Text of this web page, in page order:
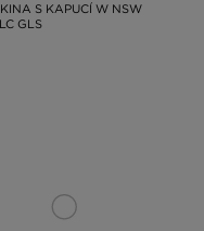
S KAPUCÍ W NSW
GLS